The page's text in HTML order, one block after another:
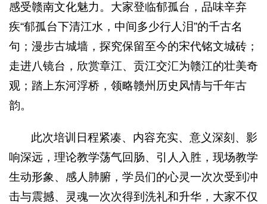
感受赣南文化魅力。大家登临郁孤台，品味辛弃
疾“郁孤台下清江水，中间多少行人泪”的千古名
句；漫步古城墙，探究保留至今的宋代铭文城砖；
走进八镜台，欣赏章江、贡江交汇为赣江的壮美奇
观；踏上东河浮桥，领略赣州历史风情与千年古
韵。
此次培训日程紧凑、内容充实、意义深刻、影
响深远，理论教学荡气回肠、引人入胜，现场教学
生动形象、感人肺腑，学员们的心灵一次次受到冲
击与震撼、灵魂一次次得到洗礼和升华，大家不仅